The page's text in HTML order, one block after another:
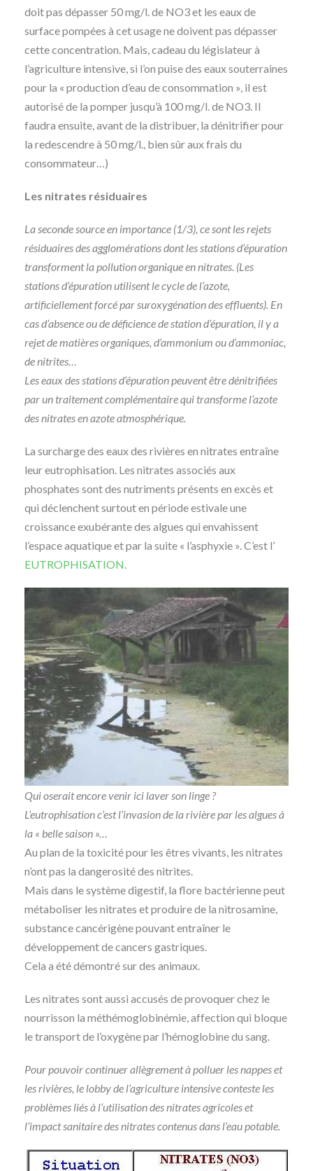
doit pas dépasser 50 mg/l. de NO3 et les eaux de
surface pompées à cet usage ne doivent pas dépasser
cette concentration. Mais, cadeau du législateur à
l’agriculture intensive, si l’on puise des eaux souterraines
pour la « production d’eau de consommation », il est
autorisé de la pomper jusqu’à 100 mg/l. de NO3. Il
faudra ensuite, avant de la distribuer, la dénitrifier pour
la redescendre à 50 mg/l., bien sûr aux frais du
consommateur…)
Les nitrates résiduaires
La seconde source en importance (1/3), ce sont les rejets
résiduaires des agglomérations dont les stations d’épuration
transforment la pollution organique en nitrates. (Les
stations d’épuration utilisent le cycle de l’azote,
artificiellement forcé par suroxygénation des effluents). En
cas d’absence ou de déficience de station d’épuration, il y a
rejet de matières organiques, d’ammonium ou d’ammoniac,
de nitrites…
Les eaux des stations d’épuration peuvent être dénitrifiées
par un traitement complémentaire qui transforme l’azote
des nitrates en azote atmosphérique.
La surcharge des eaux des rivières en nitrates entraîne
leur eutrophisation. Les nitrates associés aux
phosphates sont des nutriments présents en excès et
qui déclenchent surtout en période estivale une
croissance exubérante des algues qui envahissent
l’espace aquatique et par la suite « l’asphyxie ». C’est l’
EUTROPHISATION.
Qui oserait encore venir ici laver son linge ?
L’eutrophisation c’est l’invasion de la rivière par les algues à
la « belle saison »…
Au plan de la toxicité pour les êtres vivants, les nitrates
n’ont pas la dangerosité des nitrites.
Mais dans le système digestif, la flore bactérienne peut
métaboliser les nitrates et produire de la nitrosamine,
substance cancérigène pouvant entraîner le
développement de cancers gastriques.
Cela a été démontré sur des animaux.
Les nitrates sont aussi accusés de provoquer chez le
nourrisson la méthémoglobinémie, affection qui bloque
le transport de l’oxygène par l’hémoglobine du sang.
Pour pouvoir continuer allègrement à polluer les nappes et
les rivières, le lobby de l’agriculture intensive conteste les
problèmes liés à l’utilisation des nitrates agricoles et
l’impact sanitaire des nitrates contenus dans l’eau potable.